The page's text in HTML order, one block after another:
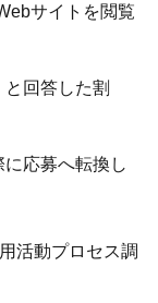
サイトを閲覧
回答した割
応募へ転換し
活動プロセス調